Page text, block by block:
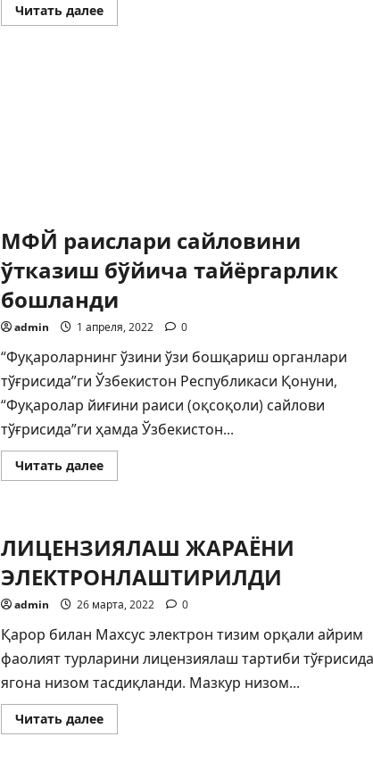
Читать далееПрочитать
больше
МФЙ раислари сайловини
ўтказиш бўйича тайёргарлик
бошланди
admin 1 апреля, 2022 0
“Фуқароларнинг ўзини ўзи бошқариш органлари
тўғрисида”ги Ўзбекистон Республикаси Қонуни,
“Фуқаролар йиғини раиси (оқсоқоли) сайлови
тўғрисида”ги ҳамда Ўзбекистон...
Читать далееПрочитать
больше
ўтказиш
бўйича
бошланди
ЛИЦЕНЗИЯЛАШ ЖАРАЁНИ
ЭЛЕКТРОНЛАШТИРИЛДИ
admin 26 марта, 2022 0
Қарор билан Махсус электрон тизим орқали айрим
фаолият турларини лицензиялаш тартиби тўғрисида
ягона низом тасдиқланди. Мазкур низом...
Читать далееПрочитать
больше